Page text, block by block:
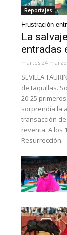
Reportajes
Frustración
La
entradas
martes 24
SEVILLA
de taquillas.
20-25
sorprendía la
transacción
reventa. A los
Resurrección.